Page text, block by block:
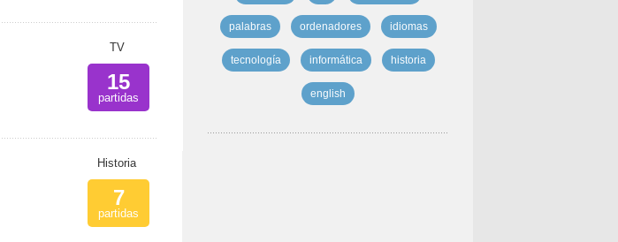
TV
15
partidas
Historia
7
partidas
palabras ordenadores idiomas
tecnología informática historia
english